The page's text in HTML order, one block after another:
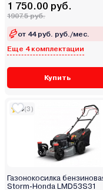
1 750.00 руб.
1907.5 руб.
от 44 руб. руб./мес.
Еще 4 комплектации
Купить
5(3)
Газонокосилка
Storm-Honda LMD53S31